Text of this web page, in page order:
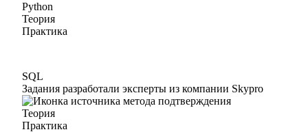
Python
Теория
Практика
SQL
Задания разработали эксперты из компании Skypro
Теория
Практика